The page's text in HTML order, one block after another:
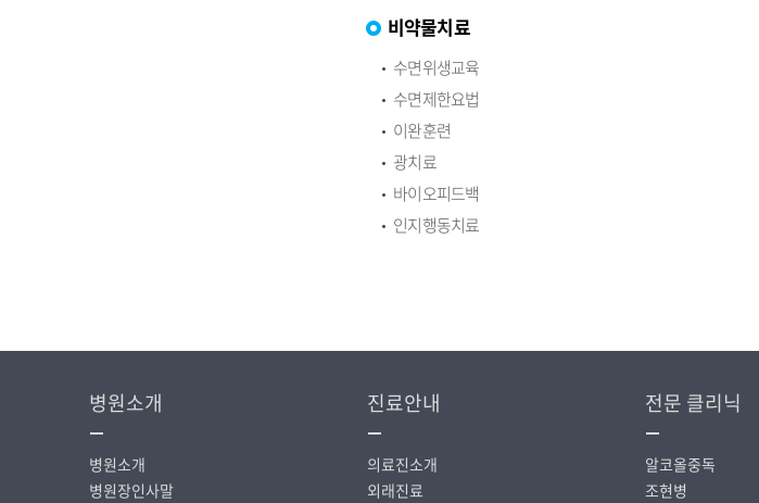
비약물치료
수면위생교육
수면제한요법
이완훈련
광치료
바이오피드백
인지행동치료
병원소개
병원소개
병원장인사말
진료안내
의료진소개
외래진료
전문 클리닉
알코올중독
조현병